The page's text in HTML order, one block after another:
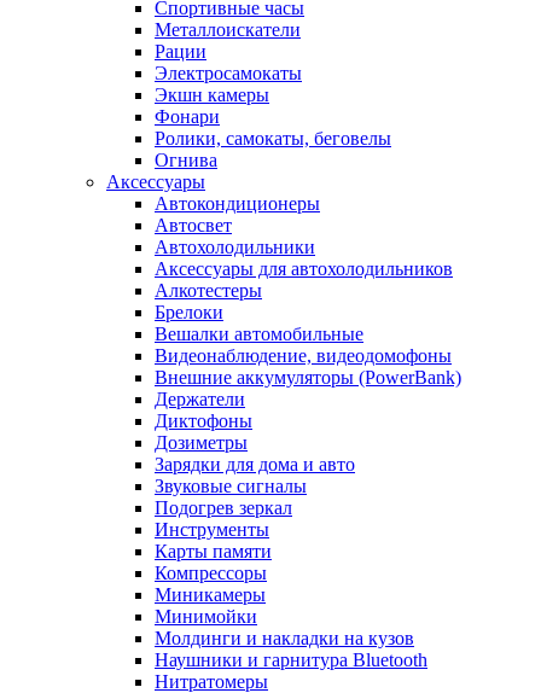
Спортивные часы
Металлоискатели
Рации
Электросамокаты
Экшн камеры
Фонари
Ролики, самокаты, беговелы
Огнива
Аксессуары
Автокондиционеры
Aвтосвет
Автохолодильники
Аксессуары для автохолодильников
Алкотестеры
Брелоки
Вешалки автомобильные
Видеонаблюдение, видеодомофоны
Внешние аккумуляторы (PowerBank)
Держатели
Диктофоны
Дозиметры
Зарядки для дома и авто
Звуковые сигналы
Подогрев зеркал
Инструменты
Карты памяти
Компрессоры
Миникамеры
Минимойки
Молдинги и накладки на кузов
Наушники и гарнитура Bluetooth
Нитратомеры